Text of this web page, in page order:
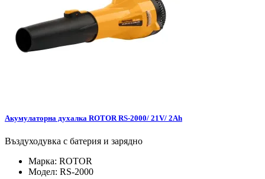
Акумулаторна духалка ROTOR RS-2000/ 21V/ 2Ah
Въздуходувка с батерия и зарядно
Марка: ROTOR
Модел: RS-2000